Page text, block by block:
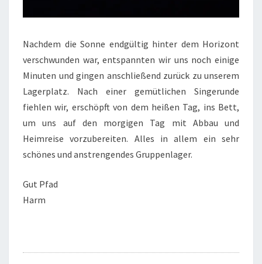
Nachdem die Sonne endgültig hinter dem Horizont
verschwunden war, entspannten wir uns noch einige
Minuten und gingen anschließend zurück zu unserem
Lagerplatz. Nach einer gemütlichen Singerunde
fiehlen wir, erschöpft von dem heißen Tag, ins Bett,
um uns auf den morgigen Tag mit Abbau und
Heimreise vorzubereiten. Alles in allem ein sehr
schönes und anstrengendes Gruppenlager.
Gut Pfad
Harm